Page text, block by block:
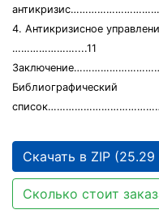
4. Антикризисное
…………………....11
Библиографический
Скачать в ZIP (25.29
Сколько стоит